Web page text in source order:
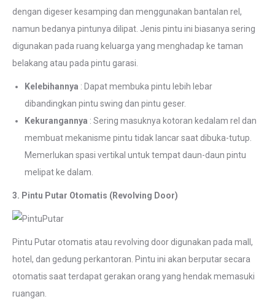
dengan digeser kesamping dan menggunakan bantalan rel,
namun bedanya pintunya dilipat. Jenis pintu ini biasanya sering
digunakan pada ruang keluarga yang menghadap ke taman
belakang atau pada pintu garasi.
Kelebihannya : Dapat membuka pintu lebih lebar
dibandingkan pintu swing dan pintu geser.
Kekurangannya : Sering masuknya kotoran kedalam rel dan
membuat mekanisme pintu tidak lancar saat dibuka-tutup.
Memerlukan spasi vertikal untuk tempat daun-daun pintu
melipat ke dalam.
3. Pintu Putar Otomatis (Revolving Door)
Pintu Putar otomatis atau revolving door digunakan pada mall,
hotel, dan gedung perkantoran. Pintu ini akan berputar secara
otomatis saat terdapat gerakan orang yang hendak memasuki
ruangan.